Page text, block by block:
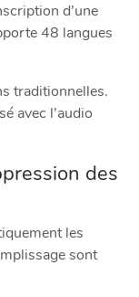
d’une
48 langues
traditionnelles.
avec l’audio
des
les
sont